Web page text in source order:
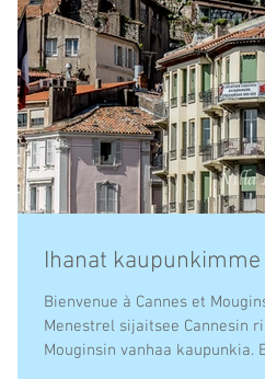
Ihanat kaupunkimme
Bienvenue à Cannes et Mougins! Villa
Menestrel sijaitsee Cannesin